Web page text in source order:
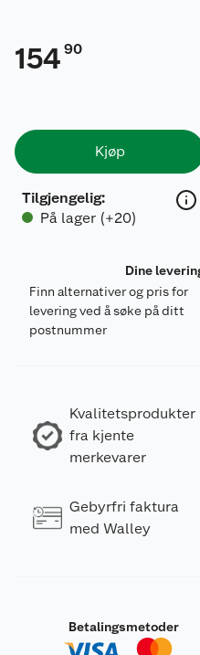
154 90
Kjøp
Tilgjengelig:
På lager (+20)
Dine
Finn alternativer og pris for
levering ved å søke på ditt
postnummer
Kvalitetsprodukter
fra kjente
merkevarer
Gebyrfri faktura
med Walley
Betalingsmetoder